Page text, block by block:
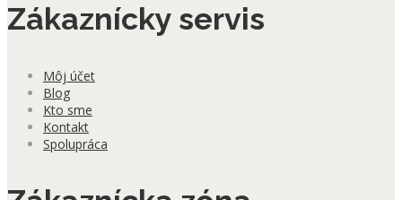
Zákaznícky servis
Môj účet
Blog
Kto sme
Kontakt
Spolupráca